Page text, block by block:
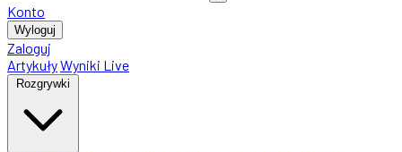
Konto
Wyloguj
Zaloguj
ArtykułyWyniki Live
Rozgrywki